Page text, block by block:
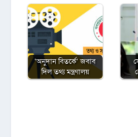
‘অনুদান বিতর্কে’ জবাব
দিল তথ্য মন্ত্রণালয়